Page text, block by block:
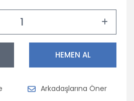
HEMEN AL
Arkadaşlarına Öner